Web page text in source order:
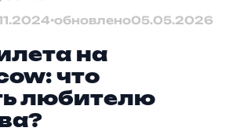
•обновлено05.05.2026
на
что
любителю